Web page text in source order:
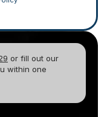
or fill out our
within one